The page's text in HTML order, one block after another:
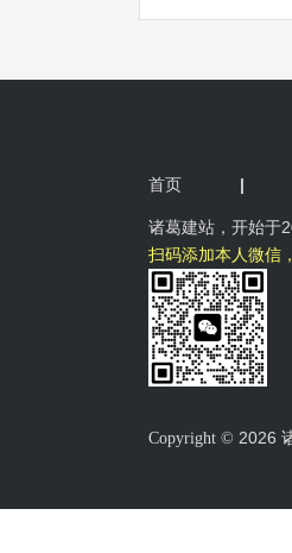
首页 |
诸葛建站，开始于
扫码添加本人微信
Copyright © 2026